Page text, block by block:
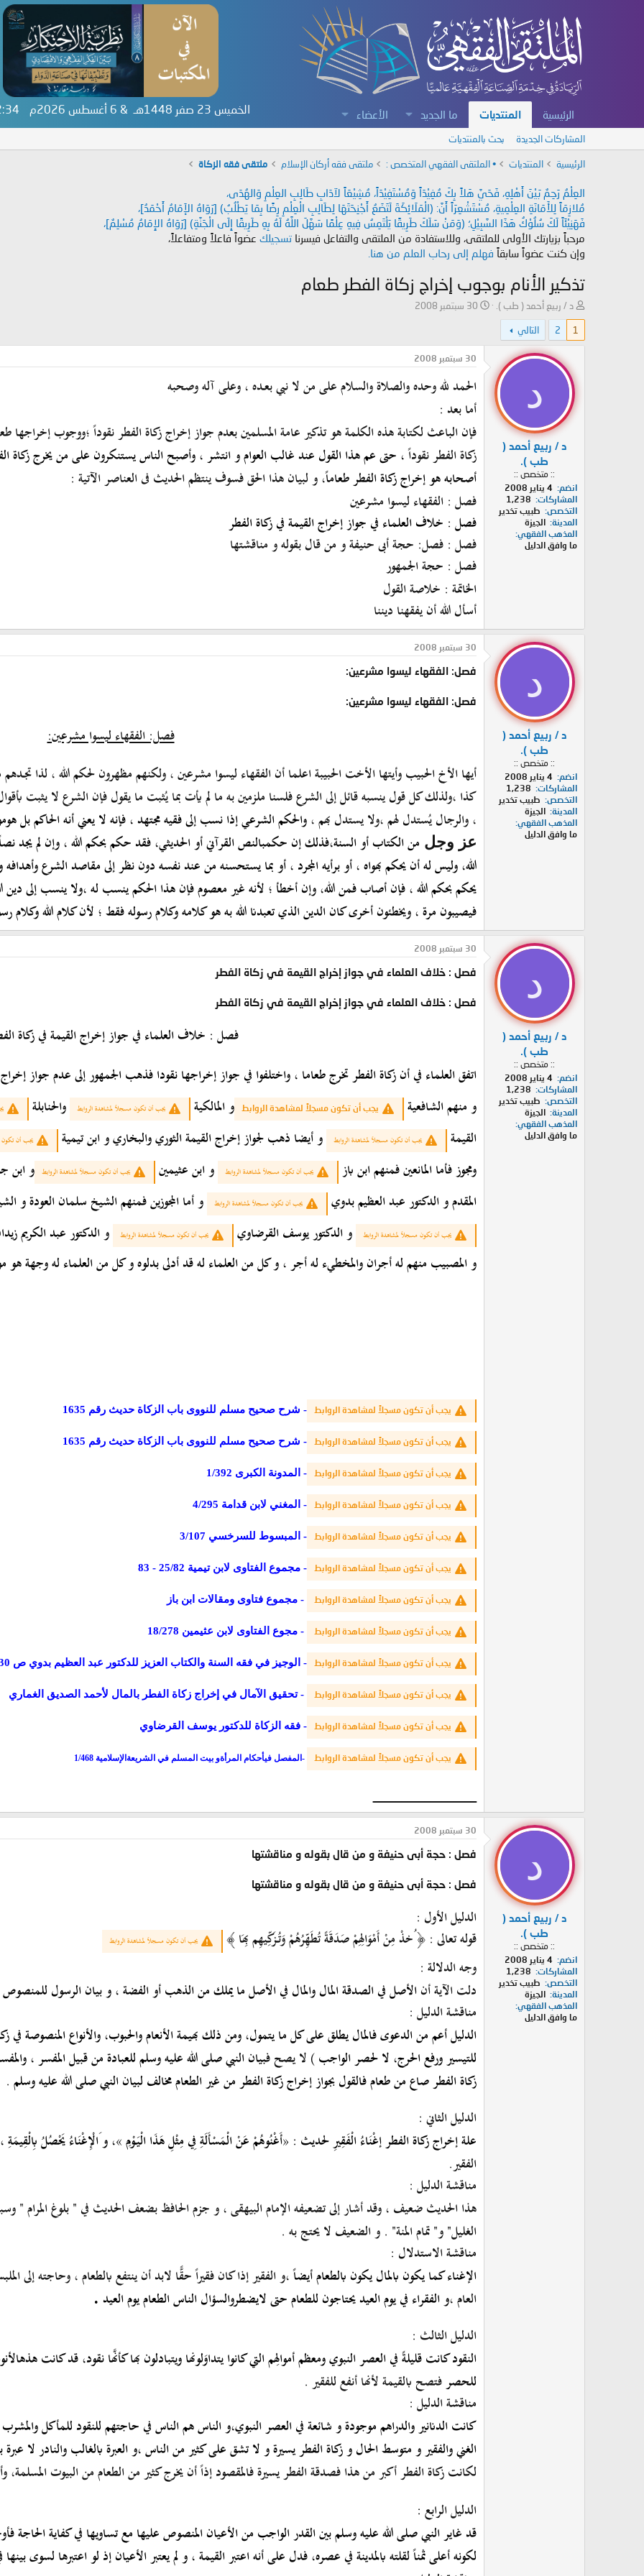
الرئيسية المنتديات ما الجديد الأعضاء الخميس 23 صفر 1448هـ & 6 أغسطس 2026م
المشاركات الجديدة بحث بالمنتديات
الرئيسية المنتديات • الملتقى الفقهي المتخصص : ملتقى فقه أركان الإسلام ملتقى فقه الزكاة
العِلْمُ رَحِمٌ بَيْنَ أَهْلِهِ، فَحَيَّ هَلاً بِكَ مُفِيْدَاً وَمُسْتَفِيْدَاً، مُشِيْعَاً لآدَابِ طَالِبِ العِلْمِ وَالهُدَى،
مُلازِمَاً لِلأَمَانَةِ العِلْمِيةِ، مُسْتَشْعِرَاً أَنَّ: (الْمَلَائِكَةَ لَتَضَعُ أَجْنِحَتَهَا لِطَالِبِ الْعِلْمِ رِضًا بِمَا يَطْلُبُ) [رَوَاهُ الإَمَامُ أَحْمَدُ]،
فَهَنِيْئَاً لَكَ سُلُوْكُ هَذَا السَّبِيْلِ؛ (وَمَنْ سَلَكَ طَرِيقًا يَلْتَمِسُ فِيهِ عِلْمًا سَهَّلَ اللَّهُ لَهُ بِهِ طَرِيقًا إِلَى الْجَنَّةِ) [رَوَاهُ الإِمَامُ مُسْلِمٌ]،
مرحباً بزيارتك الأولى للملتقى، وللاستفادة من الملتقى والتفاعل فيسرنا تسجيلك عضواً فاعلاً ومتفاعلاً،
وإن كنت عضواً سابقاً فهلم إلى رحاب العلم من هنا.
تذكير الأنام بوجوب إخراج زكاة الفطر طعام
ب
ا
د
ئ
ل
م
و
ض
و
د / ربيع أحمد ( طب ).
ت
ي
خ
د
30 سبتمبر 2008
1
2 التالي
د
د / ربيع أحمد (
طب ).
:: متخصص ::
انضم
4 يناير 2008
المشاركات
1,238
التخصص
طبيب تخدير
المدينة الجيزة
المذهب الفقهي
ما وافق الدليل
30 سبتمبر 2008
الحمد لله وحده والصلاة والسلام على من لا نبي بعـده ، وعلى آله وصحبه
أما بعد :
فإن الباعث لكتابة هذه الكلمة هوتذكير عامة المسلمين بعدم جواز إخراج زكاة الفطر نقوداً ؛ووجوب إخراجها
زكاة الفطر نقوداً، حتى عم هذا القول عند غالب العوام و انتشر ، وأصبح الناس يستنكرون على من يخرج زكاة
أصحابه هو إخراج زكاة الفطر طعاماً، و لبيان هذا الحق فسوف ينتظم الحديث فى العناصر الآتية :
فصل : الفقهاء ليسوا مشرعين
فصل : خلاف العلماء في جواز إخراج القيمة في زكاة الفطر
فصل : فصل: حجة أبى حنيفة و من قال بقوله و مناقشتها
فصل : حجة الجمهور
الخاتمة : خلاصة القول
أسأل الله أن يفقهنا ديننا
د
د / ربيع أحمد (
طب ).
:: متخصص ::
انضم
4 يناير 2008
المشاركات
1,238
التخصص
طبيب تخدير
المدينة الجيزة
المذهب الفقهي
ما وافق الدليل
30 سبتمبر 2008
فصل: الفقهاء ليسوا مشرعين:
فصل: الفقهاء ليسوا مشرعين:
فصل: الفقهاء ليسوا مشرعين:
أيها الأخ الحبيب وأيتها الأخت الحبيبة اعلما أن الفقهاء ليسوا مشرعين ، ولكنهم مظهرون لحكم الله ، لذا تجـدهم
كذا ،ولذلككل قول ينسبه قائل إلى الشرع فلسنا ملزمين به ما لم يأت بما يُثبت ما يقول فإن الشرع لا يثبت
، والرجال يُستدل لهم ،ولا يستدل بهم ،والحكم الشرعي إذا نسب إلى فقيه مجتهد ، فإنه لا يعني أنهالحاكمبل هو
عز وجل من الكتاب أو السنة،فذلكإن حكمبالنص القرآني أوالحديثي، فقد حكم بحكم الله ، وإن لم
الله، وليسلهأن يحكم بهواه ، أو برأيه المجرد ، أو بما يستحسنه من عند نفسه دون نظر إلى مقاصد الشرع وأهدافه
يحكم بحكم الله ، فإن أصاب فمن الله، وإن أخطأ ؛ لأنه غير معصومفإن هذا الحكم ينسب له،ولا ينسب إلى دين
فيصيبونمرة، ويخطئونأخرىكان الدين الذي تعبدنا الله به هو كلامه وكلام رسوله فقط ؛ لأن كلام الله وكلام
د
د / ربيع أحمد (
طب ).
:: متخصص ::
انضم
4 يناير 2008
المشاركات
1,238
التخصص
طبيب تخدير
المدينة الجيزة
المذهب الفقهي
ما وافق الدليل
30 سبتمبر 2008
فصل : خلاف العلماء في جواز إخراج القيمة في زكاة الفطر
فصل : خلاف العلماء في جواز إخراج القيمة في زكاة الفطر
فصل : خلاف العلماء في جواز إخراج القيمة في زكاة
اتفق العلماء في أن زكاة الفطر تخرج طعاما ، واختلفوا في جواز إخراجها نقودا فذهب الجمهور إلى عدم جواز
و منهم الشافعية
يجب أن تكون مسجلاً لمشاهدة الروابط و المالكية يجب أن تكون مسجلاً لمشاهدة الروابط والحنابلة
القيمة يجب أن تكون مسجلاً لمشاهدة الروابط و أيضا ذهب لجواز إخراج القيمة الثوري والبخاري و ابن تيمية يجب أن تكون
ومجوز فأما المانعين فمنهم ابن باز يجب أن تكون مسجلاً لمشاهدة الروابط و ابن عثيمين يجب أن تكون مسجلاً لمشاهدة الروابط و ابن
المقدم و الدكتور عبد العظيم بدوي
يجب أن تكون مسجلاً لمشاهدة الروابط و أما المجوزين فمنهم الشيخ سلمان العودة و
يجب أن تكون مسجلاً لمشاهدة الروابط و الدكتور يوسف القرضاوي يجب أن تكون مسجلاً لمشاهدة الروابط
و الدكتور عبد الكريم
و المصبيب منهم له أجران والمخطيء له أجر ، و كل من العلماء له قد أدلى بدلوه و كل من العلماء له وجهة هو
يجب أن تكون مسجلاً لمشاهدة الروابط - شرح صحيح مسلم للنووى باب الزكاة حديث رقم 1635
يجب أن تكون مسجلاً لمشاهدة الروابط - شرح صحيح مسلم للنووى باب الزكاة حديث رقم 1635
يجب أن تكون مسجلاً لمشاهدة الروابط - المدونة الكبرى
يجب أن تكون مسجلاً لمشاهدة الروابط - المغني لابن قدامة 4/295
يجب أن تكون مسجلاً لمشاهدة الروابط - المبسوط للسرخسي
يجب أن تكون مسجلاً لمشاهدة الروابط - مجموع الفتاوى لابن تيمية 25/82 - 83
يجب أن تكون مسجلاً لمشاهدة الروابط - مجموع فتاوى ومقالات ابن باز
يجب أن تكون مسجلاً لمشاهدة الروابط - مجوع الفتاوى لابن عثيمين 18/278
يجب أن تكون مسجلاً لمشاهدة الروابط - الوجيز في فقه السنة والكتاب العزيز للدكتور عبد العظيم بدوي ص 230
يجب أن تكون مسجلاً لمشاهدة الروابط -تحقيق الآمال في إخراج زكاة الفطر بالمال لأحمد الصديق الغماري
يجب أن تكون مسجلاً لمشاهدة الروابط - فقه الزكاة للدكتور يوسف القرضاوي
يجب أن تكون مسجلاً لمشاهدة الروابط - المفصل فيأحكام المرأةو بيت المسلم في الشريعة الإسلامية 1/468
د
د / ربيع أحمد (
طب ).
:: متخصص ::
انضم
4 يناير 2008
المشاركات
1,238
التخصص
طبيب تخدير
المدينة الجيزة
المذهب الفقهي
ما وافق الدليل
30 سبتمبر 2008
فصل : حجة أبى حنيفة و من قال بقوله و مناقشتها
فصل : حجة أبى حنيفة و من قال بقوله و مناقشتها
الدليل الأول :
قوله تعالى : ﴿ُخذْ مِنْ أَمْوَالِهِمْ صَدَقَةً تُطَهِّرُهُمْ وَتُزَكِّيهِم بِهَا ﴾ يجب أن تكون مسجلاً لمشاهدة الروابط
وجه الدلالة :
دلت الآية أنالأصل في الصدقة المال والمال في الأصل ما يملك من الذهب أو الفضة ، و بيان الرسول للمنصوص
مناقشة الدليل :
الدليل أعم من الدعوى فالمال يطلق على كل ما يتمول، ومن ذلك بهيمة الأنعام والحبوب، والأنواع المنصوصة في
للتيسير ورفع الحرج، لا لحصر الواجب ) لا يصح فبيان النبي صلى الله عليه وسلم للعبادة من قبيل المفسر ،
زكاة الفطر صاع من طعام فالقول بجواز إخراج زكاة الفطر من غير الطعام مخالف لبيان النبي صلى الله عليه وسلم .
الدليل الثاني :
علة إخراج زكاة الفطرإغْنَاءُ الْفَقِيرِ لحديث : «أَغْنُوهُمْ عَنْ الْمَسْأَلَةِ فِي مِثْلِ هَذَا الْيَوْمِ»، و َالْإِغْنَاءُ يَحْصُلُ
الفقير.
مناقشة الدليل :
هذا الحديث ضعيف ، وقدأشار إلى تضعيفه الإمام البيهقى ، و جزم الحافظ بضعف الحديث في " بلوغ المرام "
الغليل" و" تمام المنة" . و الضعيف لا يحتج به .
مناقشة الاستدلال :
الإغناء كما يكون بالمال يكون بالطعام أيضاً،و الفقير إذا كان فقيراً حقًّا لابد أن ينتفع بالطعام ، وحاجته
العام،و الفقراء في يوم العيد يحتاجون للطعام حتى لايضطروالسؤال الناس الطعام يوم العيد .
الدليل الثالث :
النقود كانت قليلةً في العصر النبوي ومعظم أموالِهم التي كانوا يتداوَلونها ويتبادلون بها كأنَّها نقود، قد كانت هذه
للحصرفتصح بالقيمة لأنها أنفع للفقير .
مناقشة الدليل :
كانت الدنانير والدراهم موجودة و شائعة في العصر النبوي،و الناس هم الناس في حاجتهم للنقود للمأكل
الغني والفقير و متوسط الحال و زكاة الفطر يسيرة و لا تشق على كثير من الناس ،و العبرة بالغالب والنادر لا عبرة
لكانت زكاة الفطر أكبر من هذا فصدقة الفطر يسيرة فالمقصود إذاً أن يخرج كثير من الطعام من البيوت المسلمة،
الدليل الرابع :
قدغاير النبي صلى الله عليه وسلم بين القدر الواجب من الأعيان المنصوص عليها مع تساويها في كفاية
لكونه أعلى ثمناً لقلته بالمدينة في عصره، فدل على أنه اعتبر القيمة ، و لم يعتبر الأعيان إذ لو اعتبرها لسوى بينها